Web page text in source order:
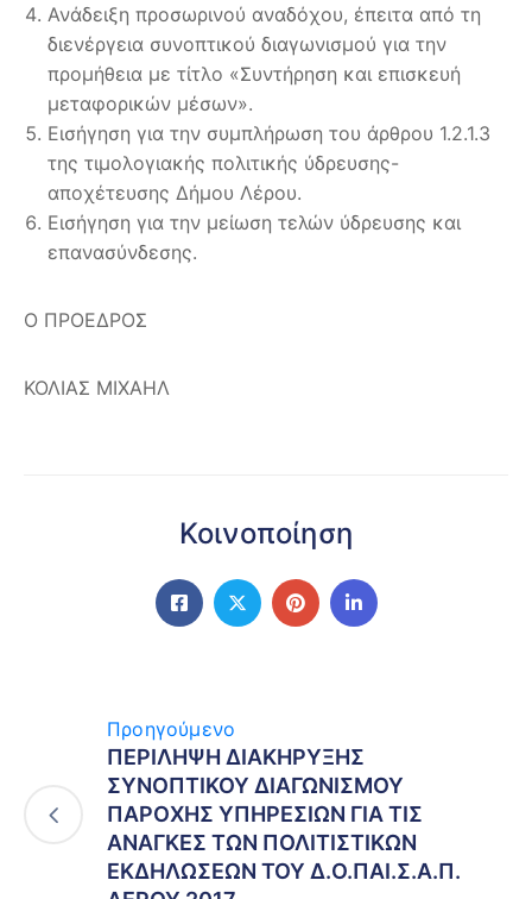
Ανάδειξη προσωρινού αναδόχου, έπειτα από τη
διενέργεια συνοπτικού διαγωνισμού για την
προμήθεια με τίτλο «Συντήρηση και επισκευή
μεταφορικών μέσων».
Εισήγηση για την συμπλήρωση του άρθρου 1.2.1.3
της τιμολογιακής πολιτικής ύδρευσης-
αποχέτευσης Δήμου Λέρου.
Εισήγηση για την μείωση τελών ύδρευσης και
επανασύνδεσης.
Ο ΠΡΟΕΔΡΟΣ
ΚΟΛΙΑΣ ΜΙΧΑΗΛ
Κοινοποίηση
Προηγούμενο
ΠΕΡΙΛΗΨΗ ΔΙΑΚΗΡΥΞΗΣ
ΣΥΝΟΠΤΙΚΟΥ ΔΙΑΓΩΝΙΣΜΟΥ
ΠΑΡΟΧΗΣ ΥΠΗΡΕΣΙΩΝ ΓΙΑ ΤΙΣ
ΑΝΑΓΚΕΣ ΤΩΝ ΠΟΛΙΤΙΣΤΙΚΩΝ
ΕΚΔΗΛΩΣΕΩΝ ΤΟΥ Δ.Ο.ΠΑΙ.Σ.Α.Π.